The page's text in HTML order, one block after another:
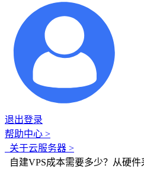
退出登录
帮助中心 >
关于云服务器 >
自建VPS成本需要多少？从硬